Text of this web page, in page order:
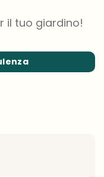
il tuo giardino!